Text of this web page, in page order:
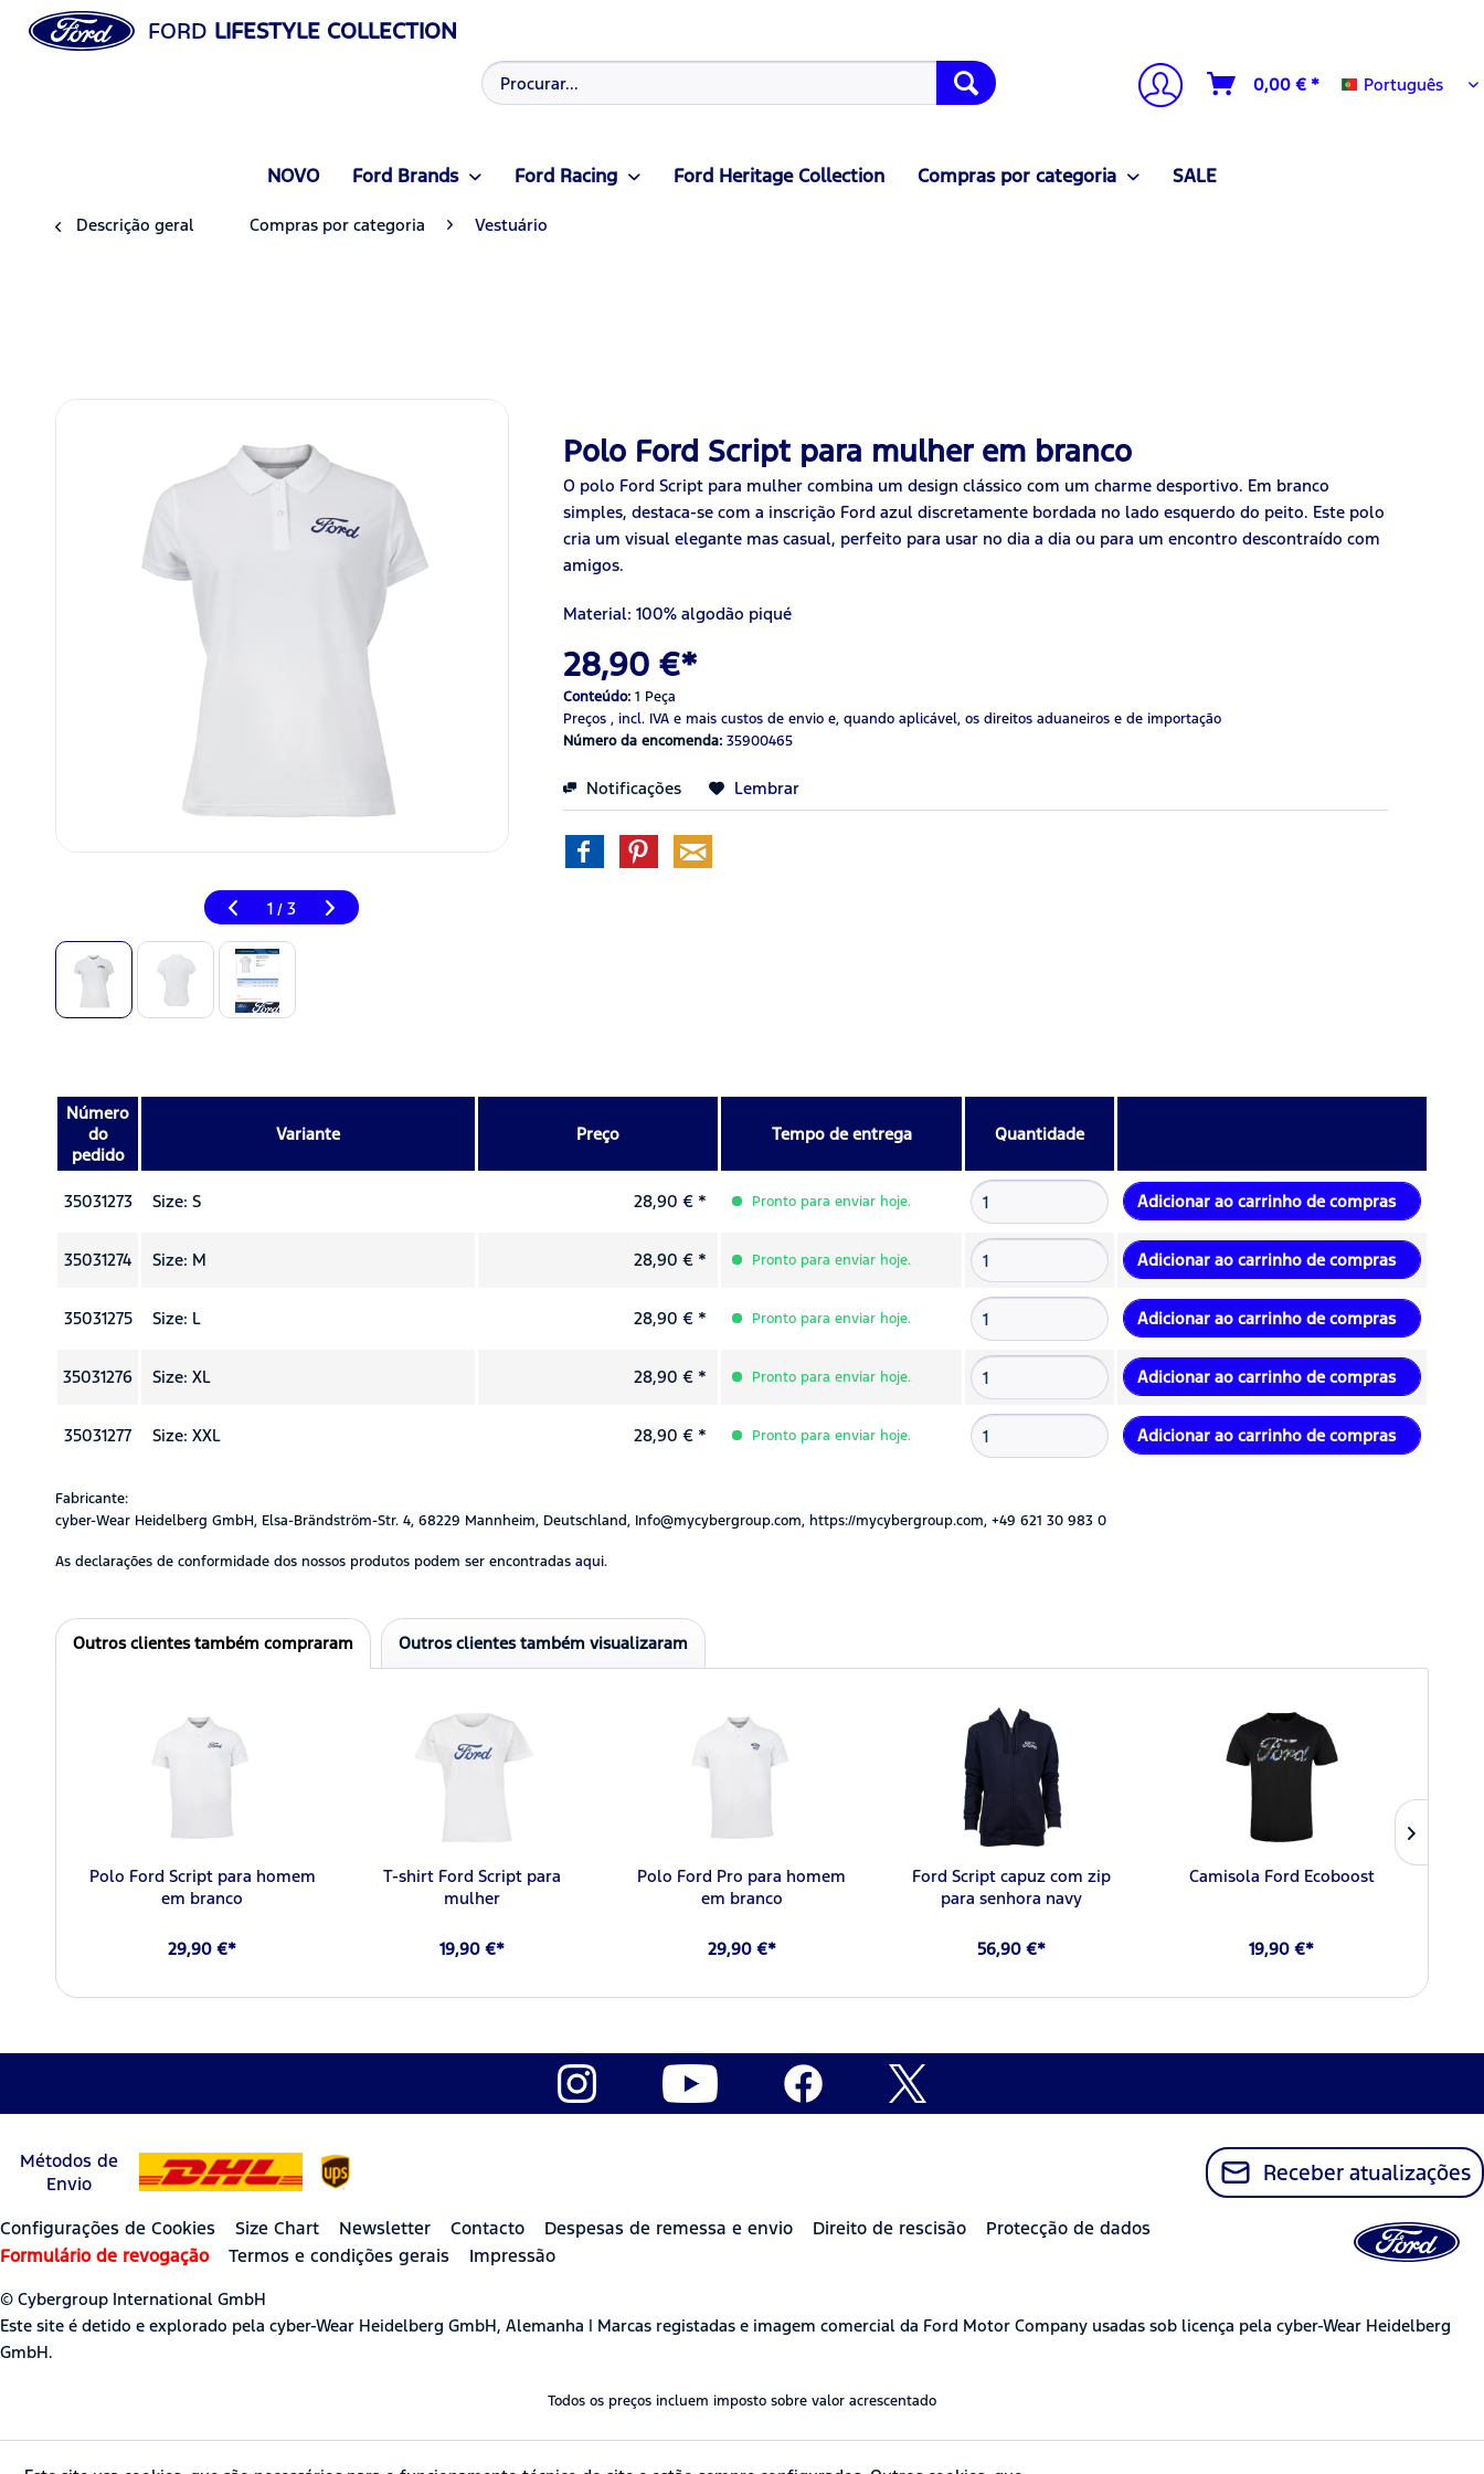
FORD LIFESTYLE COLLECTION
0,00 € * Português
Português
NOVO Ford Brands Ford Racing Ford Heritage Collection Compras por categoria SALE
Descrição geral Compras por categoria Vestuário
1 / 3
Polo Ford Script para mulher em branco
O polo Ford Script para mulher combina um design clássico com um charme desportivo. Em branco
simples, destaca-se com a inscrição Ford azul discretamente bordada no lado esquerdo do peito. Este polo
cria um visual elegante mas casual, perfeito para usar no dia a dia ou para um encontro descontraído com
amigos.
Material: 100% algodão piqué
28,90 €*
Conteúdo:1 Peça
Preços , incl. IVAe mais custos de envio e, quando aplicável, os direitos aduaneiros e de importação
Número da encomenda:35900465
Notificações Lembrar
Número
do
pedido
Variante Preço Tempo de entrega Quantidade
35031273 Size: S 28,90 € * Pronto para enviar hoje. Adicionar ao carrinho de compras
35031274 Size: M 28,90 € * Pronto para enviar hoje. Adicionar ao carrinho de compras
35031275 Size: L 28,90 € * Pronto para enviar hoje. Adicionar ao carrinho de compras
35031276 Size: XL 28,90 € * Pronto para enviar hoje. Adicionar ao carrinho de compras
35031277 Size: XXL 28,90 € * Pronto para enviar hoje. Adicionar ao carrinho de compras
Fabricante:
cyber-Wear Heidelberg GmbH, Elsa-Brändström-Str. 4, 68229 Mannheim, Deutschland, Info@mycybergroup.com, https://mycybergroup.com, +49 621 30 983 0
As declarações de conformidade dos nossos produtos podem ser encontradas aqui.
Outros clientes também compraram Outros clientes também visualizaram
Polo Ford Script para homem
em branco
29,90 €*
T-shirt Ford Script para
mulher
19,90 €*
Polo Ford Pro para homem
em branco
29,90 €*
Ford Script capuz com zip
para senhora navy
56,90 €*
Camisola Ford Ecoboost
19,90 €*
Métodos de
Envio
Receber atualizações
Configurações de Cookies Size Chart Newsletter Contacto Despesas de remessa e envio Direito de rescisão
Protecção de dados
Formulário de revogação
Termos e condições gerais Impressão
© Cybergroup International GmbH
Este site é detido e explorado pela cyber-Wear Heidelberg GmbH, Alemanha | Marcas registadas e imagem comercial da Ford Motor Company usadas sob licença pela cyber-Wear Heidelberg
GmbH.
Todos os preços incluem imposto sobre valor acrescentado